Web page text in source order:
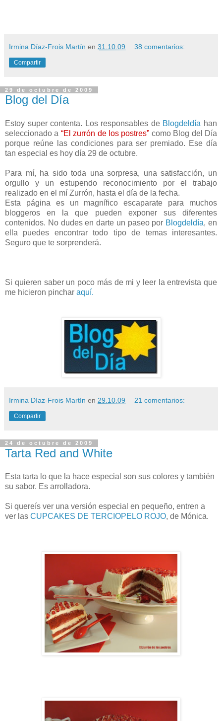
Irmina Díaz-Frois Martín en 31.10.09 38 comentarios:
Compartir
29 de octubre de 2009
Blog del Día
Estoy super contenta. Los responsables de Blogdeldía han
seleccionado a “El zurrón de los postres” como Blog del Día
porque reúne las condiciones para ser premiado. Ese día
tan especial es hoy día 29 de octubre.
Para mí, ha sido toda una sorpresa, una satisfacción, un
orgullo y un estupendo reconocimiento por el trabajo
realizado en el mí Zurrón, hasta el día de la fecha.
Esta página es un magnífico escaparate para muchos
bloggeros en la que pueden exponer sus diferentes
contenidos. No dudes en darte un paseo por Blogdeldía, en
ella puedes encontrar todo tipo de temas interesantes.
Seguro que te sorprenderá.
Si quieren saber un poco más de mi y leer la entrevista que
me hicieron pinchar aquí.
Irmina Díaz-Frois Martín en 29.10.09 21 comentarios:
Compartir
24 de octubre de 2009
Tarta Red and White
Esta tarta lo que la hace especial son sus colores y también
su sabor. Es arrolladora.
Si quereís ver una versión especial en pequeño, entren a
ver las CUPCAKES DE TERCIOPELO ROJO, de Mónica.